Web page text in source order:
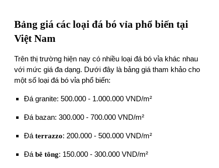
Bảng giá các loại đá bó vỉa phổ biến tại
Việt Nam
Trên thị trường hiện nay có nhiều loại đá bó vỉa khác nhau
với mức giá đa dạng. Dưới đây là bảng giá tham khảo cho
một số loại đá bó vỉa phổ biến:
Đá granite: 500.000 - 1.000.000 VND/m²
Đá bazan: 300.000 - 700.000 VND/m²
Đáterrazzo: 200.000 - 500.000 VND/m²
Đábê tông: 150.000 - 300.000 VND/m²